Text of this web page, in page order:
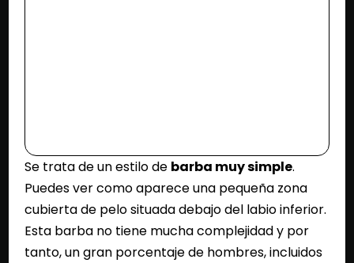
Se trata de un estilo de barba muy simple.
Puedes ver como aparece una pequeña zona
cubierta de pelo situada debajo del labio inferior.
Esta barba no tiene mucha complejidad y por
tanto, un gran porcentaje de hombres, incluidos